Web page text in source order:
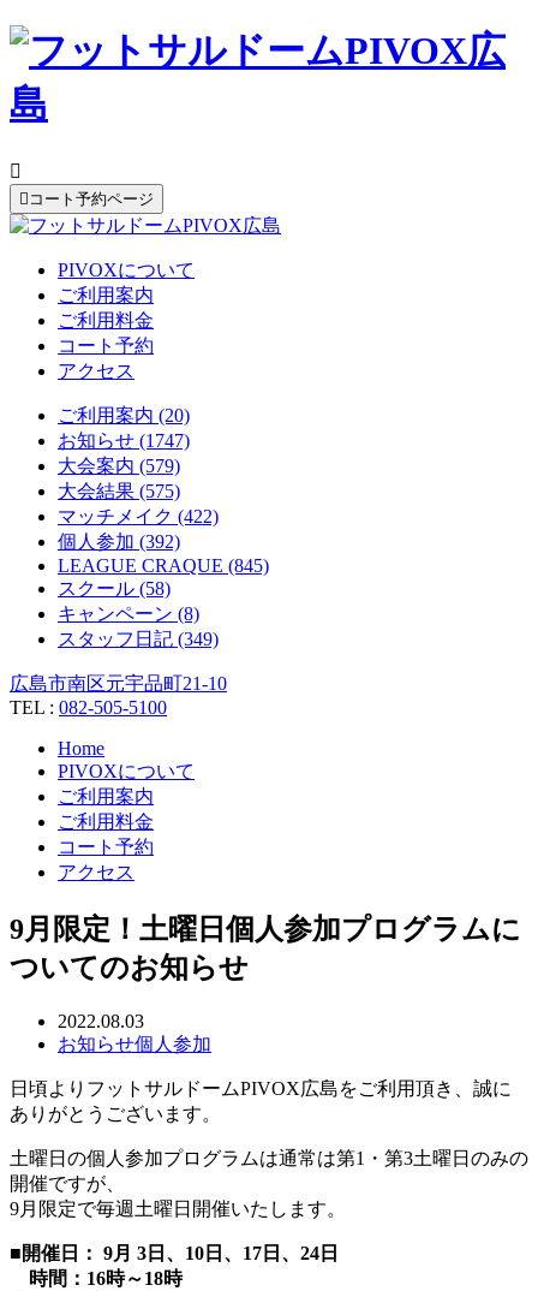

 コート予約ページ
PIVOXについて
ご利用案内
ご利用料金
コート予約
アクセス
ご利用案内 (20)
お知らせ (1747)
大会案内 (579)
大会結果 (575)
マッチメイク (422)
個人参加 (392)
LEAGUE CRAQUE (845)
スクール (58)
キャンペーン (8)
スタッフ日記 (349)
広島市南区元宇品町21-10
TEL : 082-505-5100
Home
PIVOXについて
ご利用案内
ご利用料金
コート予約
アクセス
9月限定！土曜日個人参加プログラムに
ついてのお知らせ
2022.08.03
お知らせ個人参加
日頃よりフットサルドームPIVOX広島をご利用頂き、誠に
ありがとうございます。
土曜日の個人参加プログラムは通常は第1・第3土曜日のみの
開催ですが、
9月限定で毎週土曜日開催いたします。
■開催日： 9月 3日、10日、17日、24日
時間： 16時～18時